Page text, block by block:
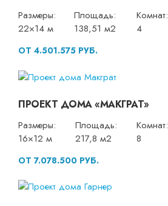
Размеры:
22×14 м
Площадь:
138,51 м2
Комнат:
4
ОТ 4.501.575 РУБ.
ПРОЕКТ ДОМА «МАКГРАТ»
Размеры:
16×12 м
Площадь:
217,8 м2
Комнат:
8
ОТ 7.078.500 РУБ.